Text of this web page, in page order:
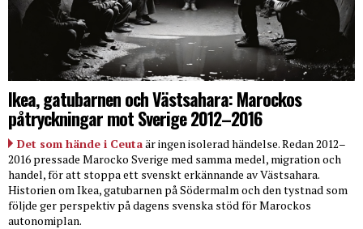
Ikea, gatubarnen och Västsahara: Marockos
påtryckningar mot Sverige 2012–2016
Det som hände i Ceutaär ingen isolerad händelse. Redan 2012–
2016 pressade Marocko Sverige med samma medel, migration och
handel, för att stoppa ett svenskt erkännande av Västsahara.
Historien om Ikea, gatubarnen på Södermalm och den tystnad som
följde ger perspektiv på dagens svenska stöd för Marockos
autonomiplan.